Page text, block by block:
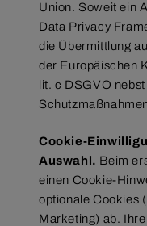
Union. Soweit ein
Data Privacy
die Übermittlung
der Europäischen
lit. c DSGVO
Cookie-
Auswahl. Beim
einen Cookie-
optionale Cookies
Marketing) ab.